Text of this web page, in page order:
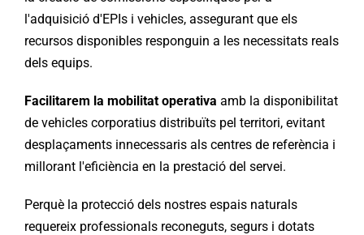
l'adquisició d'EPIs i vehicles, assegurant que els
recursos disponibles responguin a les necessitats reals
dels equips.
Facilitarem la mobilitat operativa amb la disponibilitat
de vehicles corporatius distribuïts pel territori, evitant
desplaçaments innecessaris als centres de referència i
millorant l'eficiència en la prestació del servei.
Perquè la protecció dels nostres espais naturals
requereix professionals reconeguts, segurs i dotats